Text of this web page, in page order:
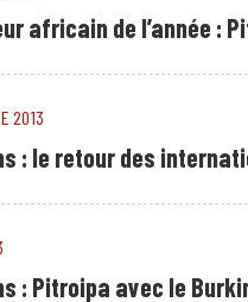
africain de l’année :
2013
: le retour des
: Pitroipa avec le